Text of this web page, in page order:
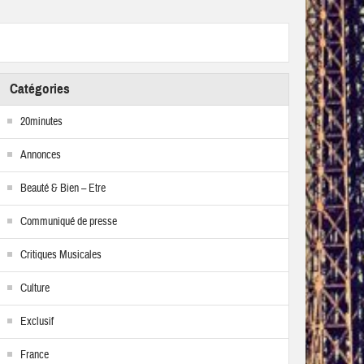
Catégories
20minutes
Annonces
Beauté & Bien – Etre
Communiqué de presse
Critiques Musicales
Culture
Exclusif
France